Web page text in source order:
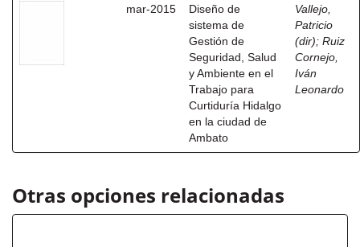
mar-2015
Diseño de
sistema de
Gestión de
Seguridad, Salud
y Ambiente en el
Trabajo para
Curtiduría Hidalgo
en la ciudad de
Ambato
Vallejo,
Patricio
(dir); Ruiz
Cornejo,
Iván
Leonardo
Otras opciones relacionadas